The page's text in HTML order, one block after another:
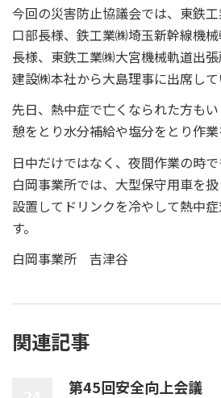
今回の災害防止協議会では、東鉄
口部長様、鉄工業㈱埼玉新幹線機
長様、東鉄工業㈱大宮機械軌道出
建設㈱本社から大島理事に出席して
先日、熱中症で亡くなられた方も
憩をとり水分補給や塩分をとり作業
日中だけではなく、夜間作業の時
白岡事業所では、大型保守用車を
設置してドリンクを冷やして熱中
す。
白岡事業所 吉津谷
関連記事
第45回安全向上会議